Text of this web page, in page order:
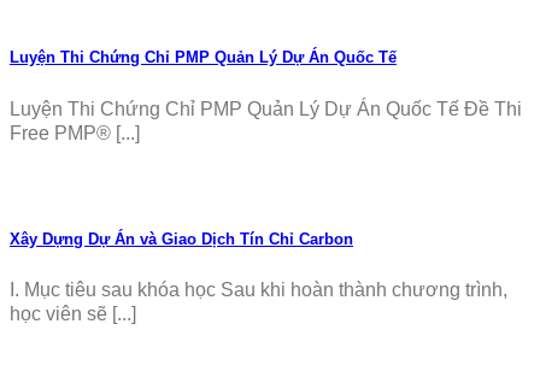
Luyện Thi Chứng Chỉ PMP Quản Lý Dự Án Quốc Tế
Luyện Thi Chứng Chỉ PMP Quản Lý Dự Án Quốc Tế Đề Thi
Free PMP® [...]
Xây Dựng Dự Án và Giao Dịch Tín Chỉ Carbon
I. Mục tiêu sau khóa học Sau khi hoàn thành chương trình,
học viên sẽ [...]